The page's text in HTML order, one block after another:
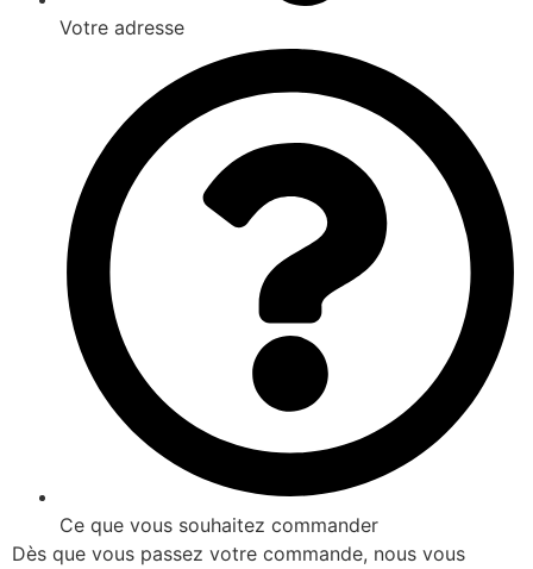
Votre adresse
Ce que vous souhaitez commander
Dès que vous passez votre commande, nous vous